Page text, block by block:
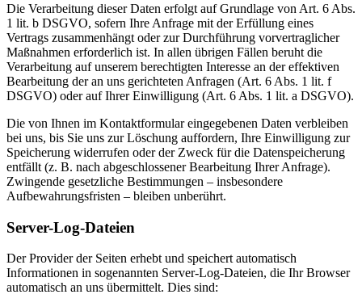
Die Verarbeitung dieser Daten erfolgt auf Grundlage von Art. 6 Abs.
1 lit. b DSGVO, sofern Ihre Anfrage mit der Erfüllung eines
Vertrags zusammenhängt oder zur Durchführung vorvertraglicher
Maßnahmen erforderlich ist. In allen übrigen Fällen beruht die
Verarbeitung auf unserem berechtigten Interesse an der effektiven
Bearbeitung der an uns gerichteten Anfragen (Art. 6 Abs. 1 lit. f
DSGVO) oder auf Ihrer Einwilligung (Art. 6 Abs. 1 lit. a DSGVO).
Die von Ihnen im Kontaktformular eingegebenen Daten verbleiben
bei uns, bis Sie uns zur Löschung auffordern, Ihre Einwilligung zur
Speicherung widerrufen oder der Zweck für die Datenspeicherung
entfällt (z. B. nach abgeschlossener Bearbeitung Ihrer Anfrage).
Zwingende gesetzliche Bestimmungen – insbesondere
Aufbewahrungsfristen – bleiben unberührt.
Server-Log-Dateien
Der Provider der Seiten erhebt und speichert automatisch
Informationen in sogenannten Server-Log-Dateien, die Ihr Browser
automatisch an uns übermittelt. Dies sind: